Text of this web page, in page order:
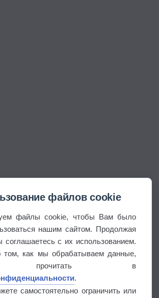
файлов cookie
файлы cookie, чтобы Вам было
нашим сайтом. Продолжая
соглашаетесь с их использованием.
том, как мы обрабатываем данные,
прочитать в
.
самостоятельно ограничить или